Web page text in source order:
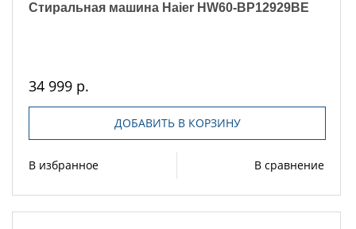
Стиральная машина Haier HW60-BP12929BE
34 999 р.
ДОБАВИТЬ В КОРЗИНУ
В избранное В сравнение